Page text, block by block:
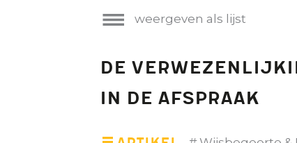
weergeven als lijst
De
in De Afspraak